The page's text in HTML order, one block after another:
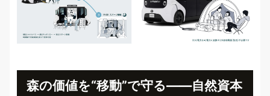
森の価値を“移動”で守る——自然資本